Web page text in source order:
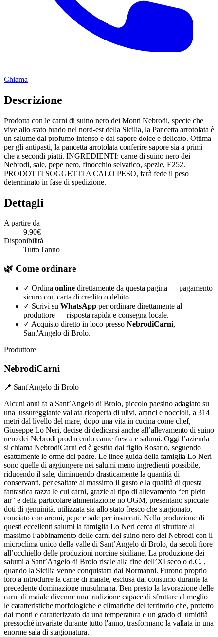
Chiama
Descrizione
Prodotta con le carni di suino nero dei Monti Nebrodi, specie che
vive allo stato brado nel nord-est della Sicilia, la Pancetta arrotolata è
un salume dal profumo intenso e dal sapore dolce e delicato. Ottima
per gli antipasti, la pancetta arrotolata conferire sapore sia a primi
che a secondi piatti. INGREDIENTI: carne di suino nero dei
Nebrodi, sale, pepe nero, finocchio selvatico, spezie, E252.
PRODOTTI SOGGETTI A CALO PESO, farà fede il peso
determinato in fase di spedizione.
Dettagli
A partire da
9.90€
Disponibilità
Tutto l'anno
🌿 Come ordinare
✓ Ordina online direttamente da questa pagina — pagamento
sicuro con carta di credito o debito.
✓ Scrivi su WhatsApp per ordinare direttamente al
produttore — risposta rapida e consegna locale.
✓ Acquisto diretto in loco presso NebrodiCarni,
Sant'Angelo di Brolo.
Produttore
NebrodiCarni
📍 Sant'Angelo di Brolo
Alcuni anni fa a Sant’Angelo di Brolo, piccolo paesino adagiato su
una lussureggiante vallata ricoperta di ulivi, aranci e noccioli, a 314
metri dal livello del mare, dopo una vita in cucina come chef,
Giuseppe Lo Neri, decise di dedicarsi anche all’allevamento di suino
nero dei Nebrodi producendo carne fresca e salumi. Oggi l’azienda
si chiama NebrodiCarni ed è gestita dal figlio Rosario, seguendo
esattamente le orme del padre. Le linee guida della famiglia Lo Neri
sono quelle di aggiungere nei salumi meno ingredienti possibile,
riducendo il sale, diminuendo drasticamente la quantità di
conservanti, per esaltare al massimo il gusto e la qualità di questa
fantastica razza le cui carni, grazie al tipo di allevamento “en plein
air” e della particolare alimentazione no OGM, presentano spiccate
doti di genuinità, utilizzata sia allo stato fresco che stagionato,
conciato con aromi, pepe e sale per insaccati. Nella produzione di
questi eccellenti salumi la famiglia Lo Neri cerca di sfruttare al
massimo l’abbinamento delle carni del suino nero dei Nebrodi con il
microclima unico della valle di Sant’Angelo di Brolo, da secoli fiore
all’occhiello delle produzioni norcine siciliane. La produzione dei
salumi a Sant’Angelo di Brolo risale alla fine dell’XI secolo d.C. ,
quando la Sicilia venne conquistata dai Normanni. Furono proprio
loro a introdurre la carne di maiale, esclusa dal consumo durante la
precedente dominazione musulmana. Ben presto la lavorazione delle
carni di maiale divenne una tradizione capace di sfruttare al meglio
le caratteristiche morfologiche e climatiche del territorio che, protetto
dai monti e caratterizzato da una temperatura e un grado di umidità
pressoché invariate durante tutto l'anno, trasformano la vallata in una
enorme sala di stagionatura.